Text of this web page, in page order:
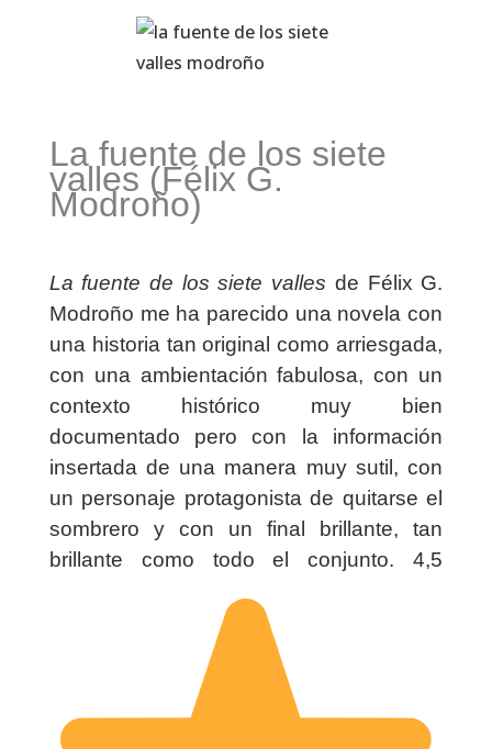
La fuente de los siete
valles (Félix G.
Modroño)
La fuente de los siete valles de Félix G.
Modroño me ha parecido una novela con
una historia tan original como arriesgada,
con una ambientación fabulosa, con un
contexto histórico muy bien
documentado pero con la información
insertada de una manera muy sutil, con
un personaje protagonista de quitarse el
sombrero y con un final brillante, tan
brillante como todo el conjunto. 4,5